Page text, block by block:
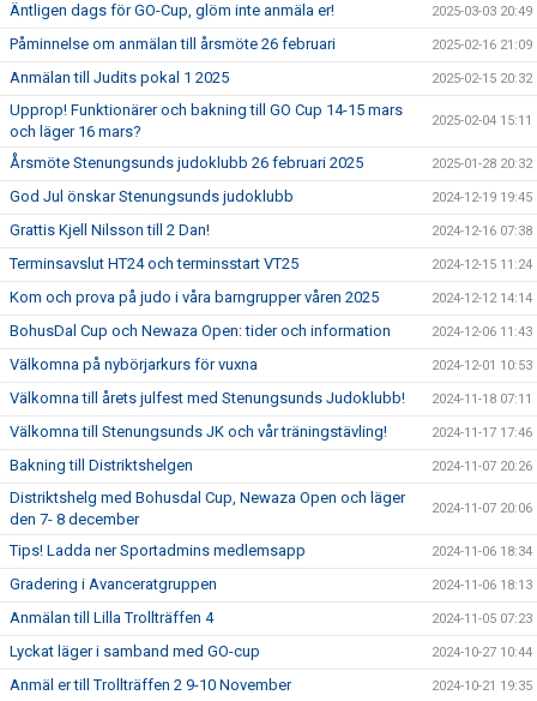
Äntligen dags för GO-Cup, glöm inte anmäla er! 2025-03-03 20:49
Påminnelse om anmälan till årsmöte 26 februari 2025-02-16 21:09
Anmälan till Judits pokal 1 2025 2025-02-15 20:32
Upprop! Funktionärer och bakning till GO Cup 14-15 mars
och läger 16 mars?
2025-02-04 15:11
Årsmöte Stenungsunds judoklubb 26 februari 2025 2025-01-28 20:32
God Jul önskar Stenungsunds judoklubb 2024-12-19 19:45
Grattis Kjell Nilsson till 2 Dan! 2024-12-16 07:38
Terminsavslut HT24 och terminsstart VT25 2024-12-15 11:24
Kom och prova på judo i våra barngrupper våren 2025 2024-12-12 14:14
BohusDal Cup och Newaza Open: tider och information 2024-12-06 11:43
Välkomna på nybörjarkurs för vuxna 2024-12-01 10:53
Välkomna till årets julfest med Stenungsunds Judoklubb! 2024-11-18 07:11
Välkomna till Stenungsunds JK och vår träningstävling! 2024-11-17 17:46
Bakning till Distriktshelgen 2024-11-07 20:26
Distriktshelg med Bohusdal Cup, Newaza Open och läger
den 7- 8 december
2024-11-07 20:06
Tips! Ladda ner Sportadmins medlemsapp 2024-11-06 18:34
Gradering i Avanceratgruppen 2024-11-06 18:13
Anmälan till Lilla Trollträffen 4 2024-11-05 07:23
Lyckat läger i samband med GO-cup 2024-10-27 10:44
Anmäl er till Trollträffen 2 9-10 November 2024-10-21 19:35